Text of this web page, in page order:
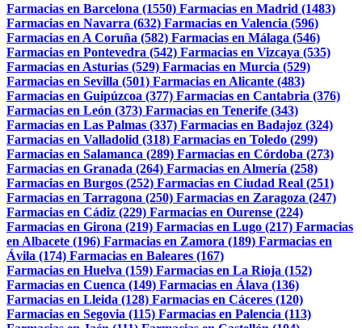
Farmacias en Barcelona (1550) Farmacias en Madrid (1483)
Farmacias en Navarra (632) Farmacias en Valencia (596)
Farmacias en A Coruña (582) Farmacias en Málaga (546)
Farmacias en Pontevedra (542) Farmacias en Vizcaya (535)
Farmacias en Asturias (529) Farmacias en Murcia (529)
Farmacias en Sevilla (501) Farmacias en Alicante (483)
Farmacias en Guipúzcoa (377) Farmacias en Cantabria (376)
Farmacias en León (373) Farmacias en Tenerife (343)
Farmacias en Las Palmas (337) Farmacias en Badajoz (324)
Farmacias en Valladolid (318) Farmacias en Toledo (299)
Farmacias en Salamanca (289) Farmacias en Córdoba (273)
Farmacias en Granada (264) Farmacias en Almería (258)
Farmacias en Burgos (252) Farmacias en Ciudad Real (251)
Farmacias en Tarragona (250) Farmacias en Zaragoza (247)
Farmacias en Cádiz (229) Farmacias en Ourense (224)
Farmacias en Girona (219) Farmacias en Lugo (217) Farmacias
en Albacete (196) Farmacias en Zamora (189) Farmacias en
Ávila (174) Farmacias en Baleares (167)
Farmacias en Huelva (159) Farmacias en La Rioja (152)
Farmacias en Cuenca (149) Farmacias en Álava (136)
Farmacias en Lleida (128) Farmacias en Cáceres (120)
Farmacias en Segovia (115) Farmacias en Palencia (113)